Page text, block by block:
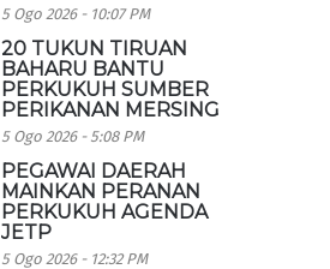
5 Ogo 2026 - 10:07 PM
20 TUKUN TIRUAN
BAHARU BANTU
PERKUKUH SUMBER
PERIKANAN MERSING
5 Ogo 2026 - 5:08 PM
PEGAWAI DAERAH
MAINKAN PERANAN
PERKUKUH AGENDA
JETP
5 Ogo 2026 - 12:32 PM